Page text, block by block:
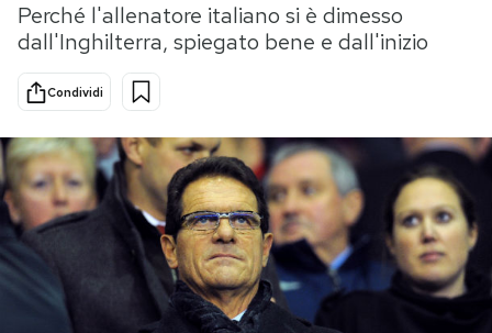
Politica
Tecnologia
Internet
Cultura
Economia
Sport
Consumismi
Europa
Altrecose
Mondiali calcio 2026
PODCAST
Perché l'allenatore italiano si è dimesso
dall'Inghilterra, spiegato bene e dall'inizio
Condividi